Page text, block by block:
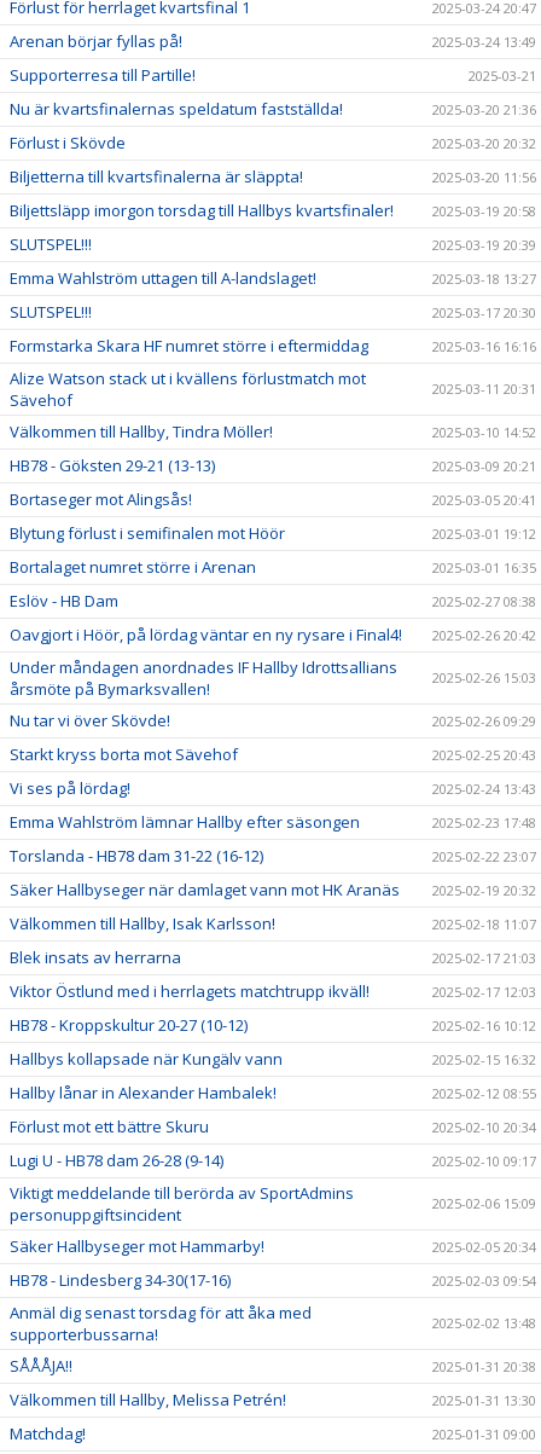
Förlust för herrlaget kvartsfinal 1 2025-03-24 20:47
Arenan börjar fyllas på! 2025-03-24 13:49
Supporterresa till Partille! 2025-03-21
Nu är kvartsfinalernas speldatum fastställda! 2025-03-20 21:36
Förlust i Skövde 2025-03-20 20:32
Biljetterna till kvartsfinalerna är släppta! 2025-03-20 11:56
Biljettsläpp imorgon torsdag till Hallbys kvartsfinaler! 2025-03-19 20:58
SLUTSPEL!!! 2025-03-19 20:39
Emma Wahlström uttagen till A-landslaget! 2025-03-18 13:27
SLUTSPEL!!! 2025-03-17 20:30
Formstarka Skara HF numret större i eftermiddag 2025-03-16 16:16
Alize Watson stack ut i kvällens förlustmatch mot
Sävehof
2025-03-11 20:31
Välkommen till Hallby, Tindra Möller! 2025-03-10 14:52
HB78 - Göksten 29-21 (13-13) 2025-03-09 20:21
Bortaseger mot Alingsås! 2025-03-05 20:41
Blytung förlust i semifinalen mot Höör 2025-03-01 19:12
Bortalaget numret större i Arenan 2025-03-01 16:35
Eslöv - HB Dam 2025-02-27 08:38
Oavgjort i Höör, på lördag väntar en ny rysare i Final4! 2025-02-26 20:42
Under måndagen anordnades IF Hallby Idrottsallians
årsmöte på Bymarksvallen!
2025-02-26 15:03
Nu tar vi över Skövde! 2025-02-26 09:29
Starkt kryss borta mot Sävehof 2025-02-25 20:43
Vi ses på lördag! 2025-02-24 13:43
Emma Wahlström lämnar Hallby efter säsongen 2025-02-23 17:48
Torslanda - HB78 dam 31-22 (16-12) 2025-02-22 23:07
Säker Hallbyseger när damlaget vann mot HK Aranäs 2025-02-19 20:32
Välkommen till Hallby, Isak Karlsson! 2025-02-18 11:07
Blek insats av herrarna 2025-02-17 21:03
Viktor Östlund med i herrlagets matchtrupp ikväll! 2025-02-17 12:03
HB78 - Kroppskultur 20-27 (10-12) 2025-02-16 10:12
Hallbys kollapsade när Kungälv vann 2025-02-15 16:32
Hallby lånar in Alexander Hambalek! 2025-02-12 08:55
Förlust mot ett bättre Skuru 2025-02-10 20:34
Lugi U - HB78 dam 26-28 (9-14) 2025-02-10 09:17
Viktigt meddelande till berörda av SportAdmins
personuppgiftsincident
2025-02-06 15:09
Säker Hallbyseger mot Hammarby! 2025-02-05 20:34
HB78 - Lindesberg 34-30(17-16) 2025-02-03 09:54
Anmäl dig senast torsdag för att åka med
supporterbussarna!
2025-02-02 13:48
SÅÅÅJA!! 2025-01-31 20:38
Välkommen till Hallby, Melissa Petrén! 2025-01-31 13:30
Matchdag! 2025-01-31 09:00